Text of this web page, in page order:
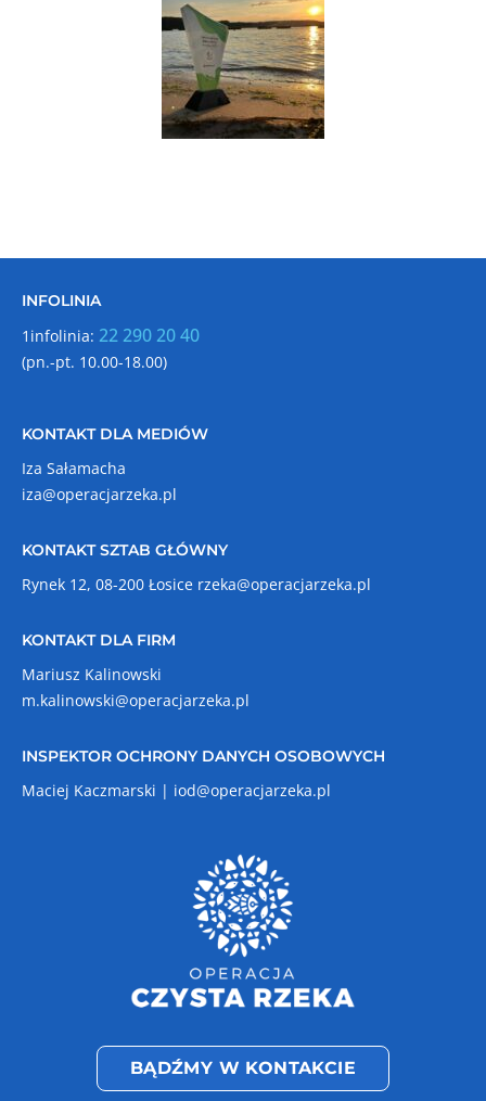
INFOLINIA
1infolinia: 22 290 20 40
(pn.-pt. 10.00-18.00)
KONTAKT DLA MEDIÓW
Iza Sałamacha
iza@operacjarzeka.pl
KONTAKT SZTAB GŁÓWNY
Rynek 12, 08-200 Łosice rzeka@operacjarzeka.pl
KONTAKT DLA FIRM
Mariusz Kalinowski
m.kalinowski@operacjarzeka.pl
INSPEKTOR OCHRONY DANYCH OSOBOWYCH
Maciej Kaczmarski | iod@operacjarzeka.pl
BĄDŹMY W KONTAKCIE